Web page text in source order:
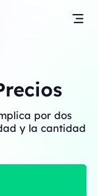
por dos
y la cantidad